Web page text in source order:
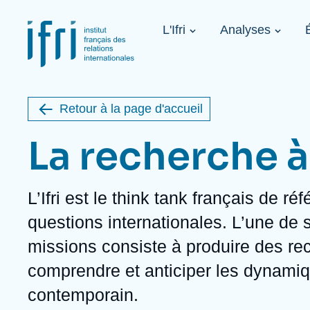
contenu
principal
Navigation
principale
L'Ifri Analyses
À propos de l'Ifri
Message du Président
L'Ifri en bref
Think tank : notre définition
Sujets phares
Iran
États-Unis
Proche-Orient
À venir
Au cœur des tempêtes. Présentation
du Ramses 2027
À propos de l'Ifri
L'Ifri en bref Proche-Orient
Retour à la page d'accueil
La recherche
L’Ifri est le think tank français de
questions internationales. L’une de
missions consiste à produire des
comprendre et anticiper les
contemporain.